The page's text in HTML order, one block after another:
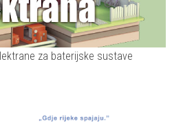
za baterijske sustave